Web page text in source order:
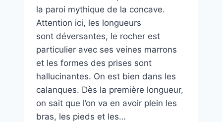
la paroi mythique de la concave.
Attention ici, les longueurs
sont déversantes, le rocher est
particulier avec ses veines marrons
et les formes des prises sont
hallucinantes. On est bien dans les
calanques. Dès la première longueur,
on sait que l’on va en avoir plein les
bras, les pieds et les…